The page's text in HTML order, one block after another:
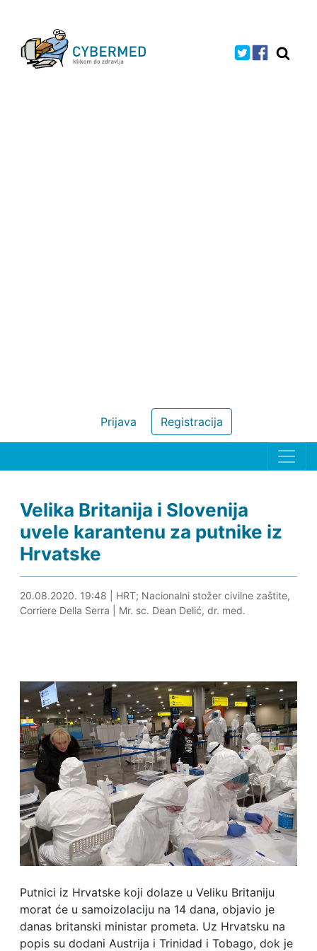
Registracija
Prijava
Velika Britanija i Slovenija
uvele karantenu za putnike iz
Hrvatske
20.08.2020. 20:17
20.08.2020. 19:48
HRT; Nacionalni stožer civilne zaštite,
Corriere Della Serra
Mr. sc. Dean Delić, dr. med.
Putnici iz Hrvatske koji dolaze u Veliku Britaniju
morat će u samoizolaciju na 14 dana, objavio je
danas britanski ministar prometa. Uz Hrvatsku na
popis su dodani Austrija i Trinidad i Tobago, dok je